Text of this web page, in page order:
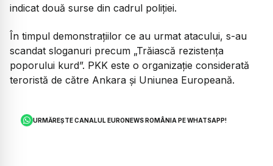
indicat două surse din cadrul poliţiei.
În timpul demonstraţiilor ce au urmat atacului, s-au
scandat sloganuri precum „Trăiască rezistenţa
poporului kurd”. PKK este o organizaţie considerată
teroristă de către Ankara şi Uniunea Europeană.
URMĂREȘTE CANALUL EURONEWS ROMÂNIA PE WHATSAPP!